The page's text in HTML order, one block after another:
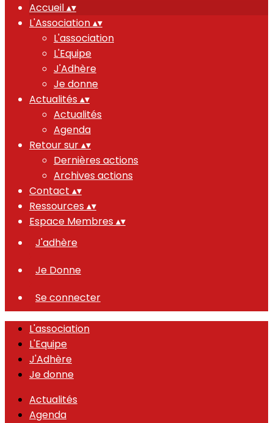
Accueil▴▾
L'Association▴▾
L'association
L'Equipe
J'Adhère
Je donne
Actualités ▴▾
Actualités
Agenda
Retour sur▴▾
Dernières actions
Archives actions
Contact ▴▾
Ressources ▴▾
Espace Membres ▴▾
J'adhère
Je Donne
Se connecter
L'association
L'Equipe
J'Adhère
Je donne
Actualités
Agenda